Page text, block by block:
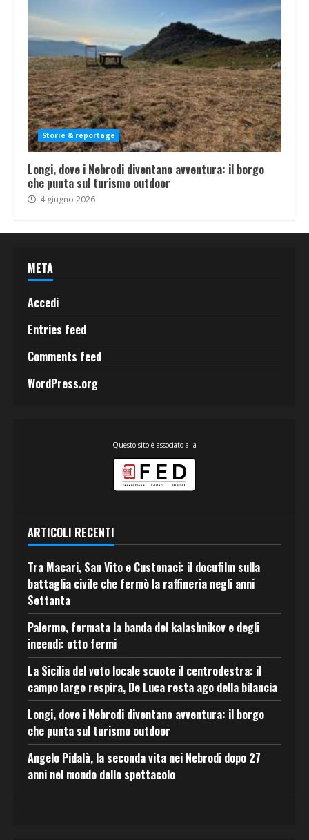
Storie & reportage
Longi, dove i Nebrodi diventano avventura: il borgo
che punta sul turismo outdoor
4 giugno 2026
META
Accedi
Entries feed
Comments feed
WordPress.org
Questo sito è associato alla
ARTICOLI RECENTI
Tra Macari, San Vito e Custonaci: il docufilm sulla
battaglia civile che fermò la raffineria negli anni
Settanta
Palermo, fermata la banda del kalashnikov e degli
incendi: otto fermi
La Sicilia del voto locale scuote il centrodestra: il
campo largo respira, De Luca resta ago della bilancia
Longi, dove i Nebrodi diventano avventura: il borgo
che punta sul turismo outdoor
Angelo Pidalà, la seconda vita nei Nebrodi dopo 27
anni nel mondo dello spettacolo